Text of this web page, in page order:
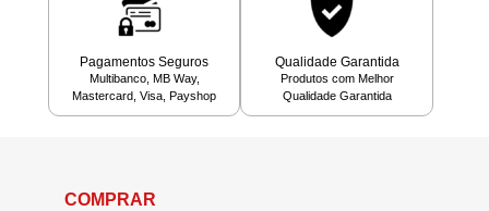
Pagamentos Seguros
Multibanco, MB Way,
Mastercard, Visa, Payshop
Qualidade Garantida
Produtos com Melhor
Qualidade Garantida
COMPRAR